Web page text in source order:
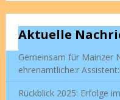
Aktuelle
Gemeinsam für Mainzer
ehrenamtliche:r
Rückblick 2025: Erfolge